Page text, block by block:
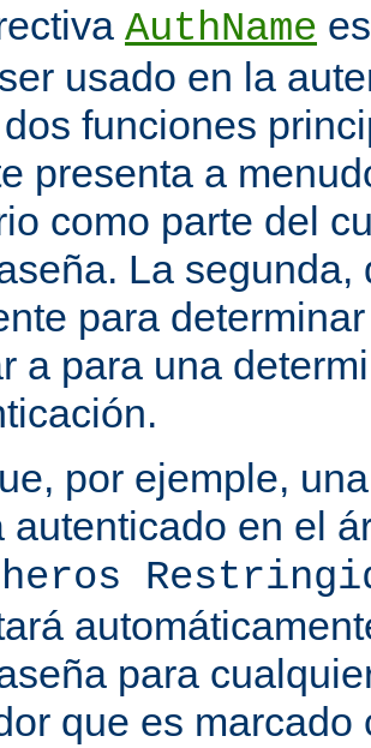
AuthName
usado en la
funciones
presenta a
como parte del
La
para
a para una
por ejemple,
autenticado en el
para
que es marcado